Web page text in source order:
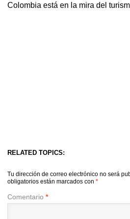
Colombia está en la mira del
RELATED TOPICS:
Tu dirección de correo electrónico no será
obligatorios están marcados con *
Comentario *